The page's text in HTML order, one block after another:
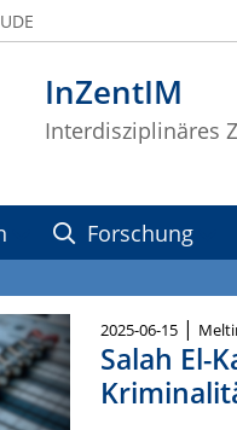
InZentIM
Interdisziplinäres
Forschung
2025-06-15|
Salah El-